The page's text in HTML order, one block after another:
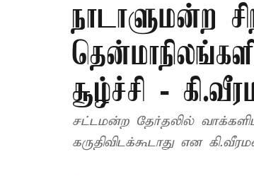
நாடாளுமன்ற
சூழ்ச்சி -
சட்டமன்ற தேர்தலில்
கருதிவிடக்கூடாது என